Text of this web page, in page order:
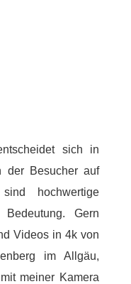
sich in
der Besucher auf
hochwertige
Gern
Videos in 4k von
im Allgäu,
meiner Kamera